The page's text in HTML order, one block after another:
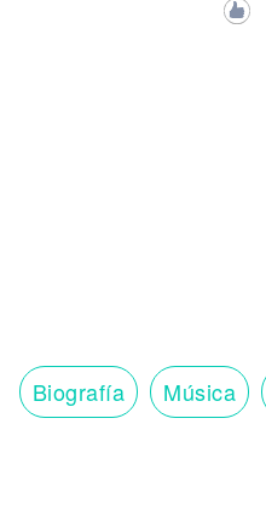
Biografía Música